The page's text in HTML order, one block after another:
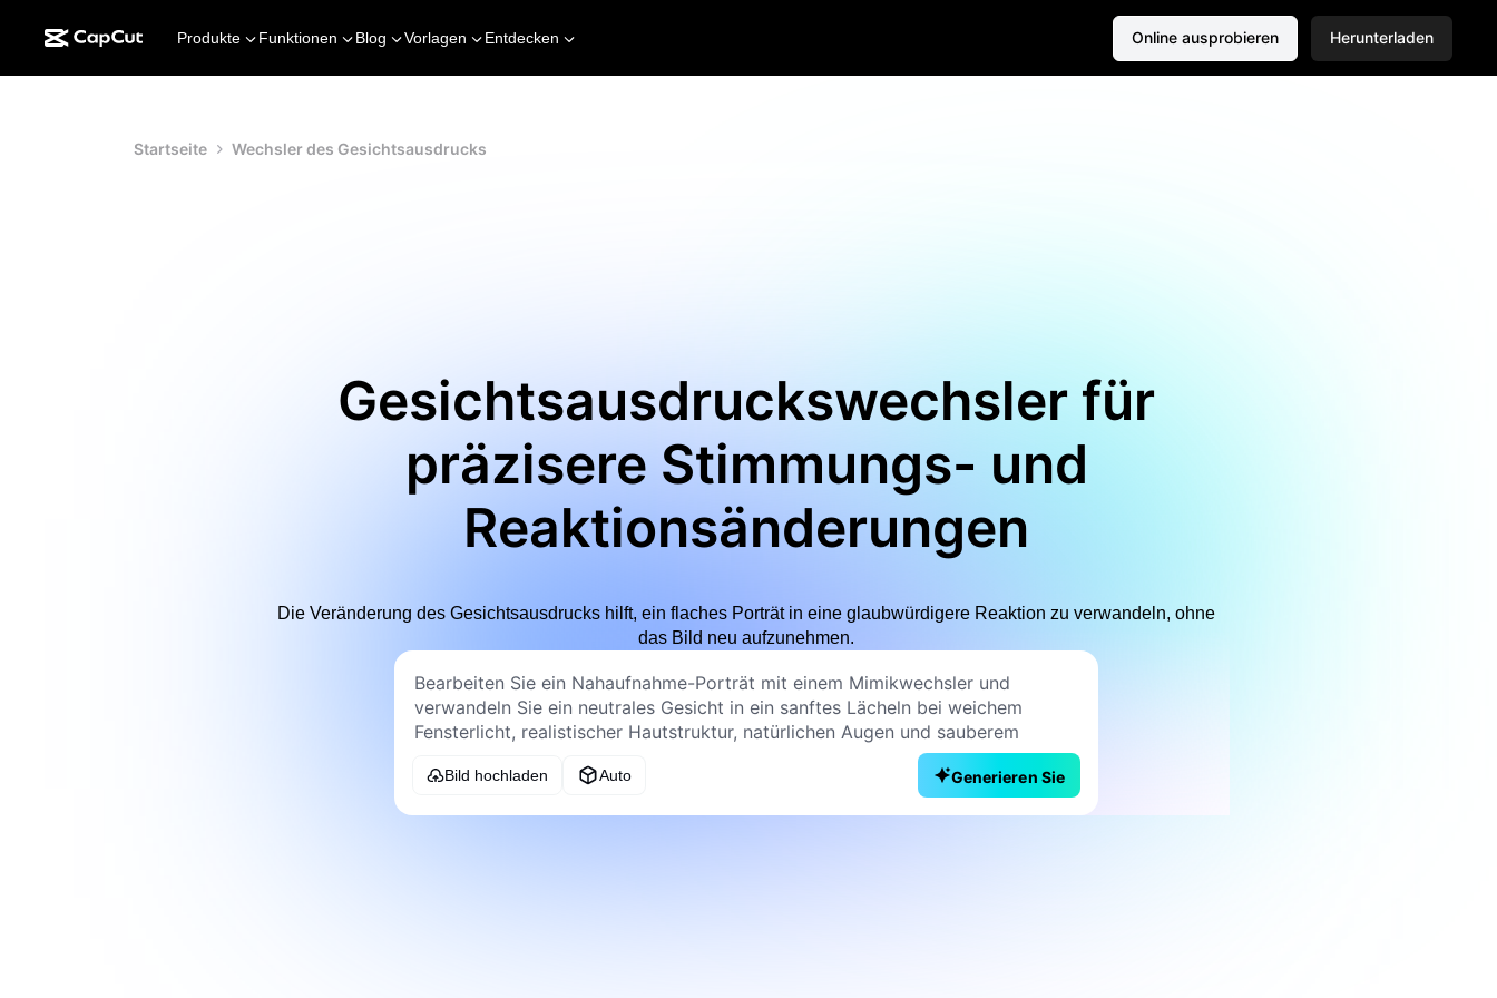
Produkte Funktionen Blog Vorlagen Entdecken Online ausprobieren Herunterladen
Startseite Wechsler des Gesichtsausdrucks
Gesichtsausdruckswechsler für
präzisere Stimmungs- und
Reaktionsänderungen
Die Veränderung des Gesichtsausdrucks hilft, ein flaches Porträt in eine glaubwürdigere Reaktion zu verwandeln, ohne
das Bild neu aufzunehmen.
Bild hochladen Auto Generieren Sie